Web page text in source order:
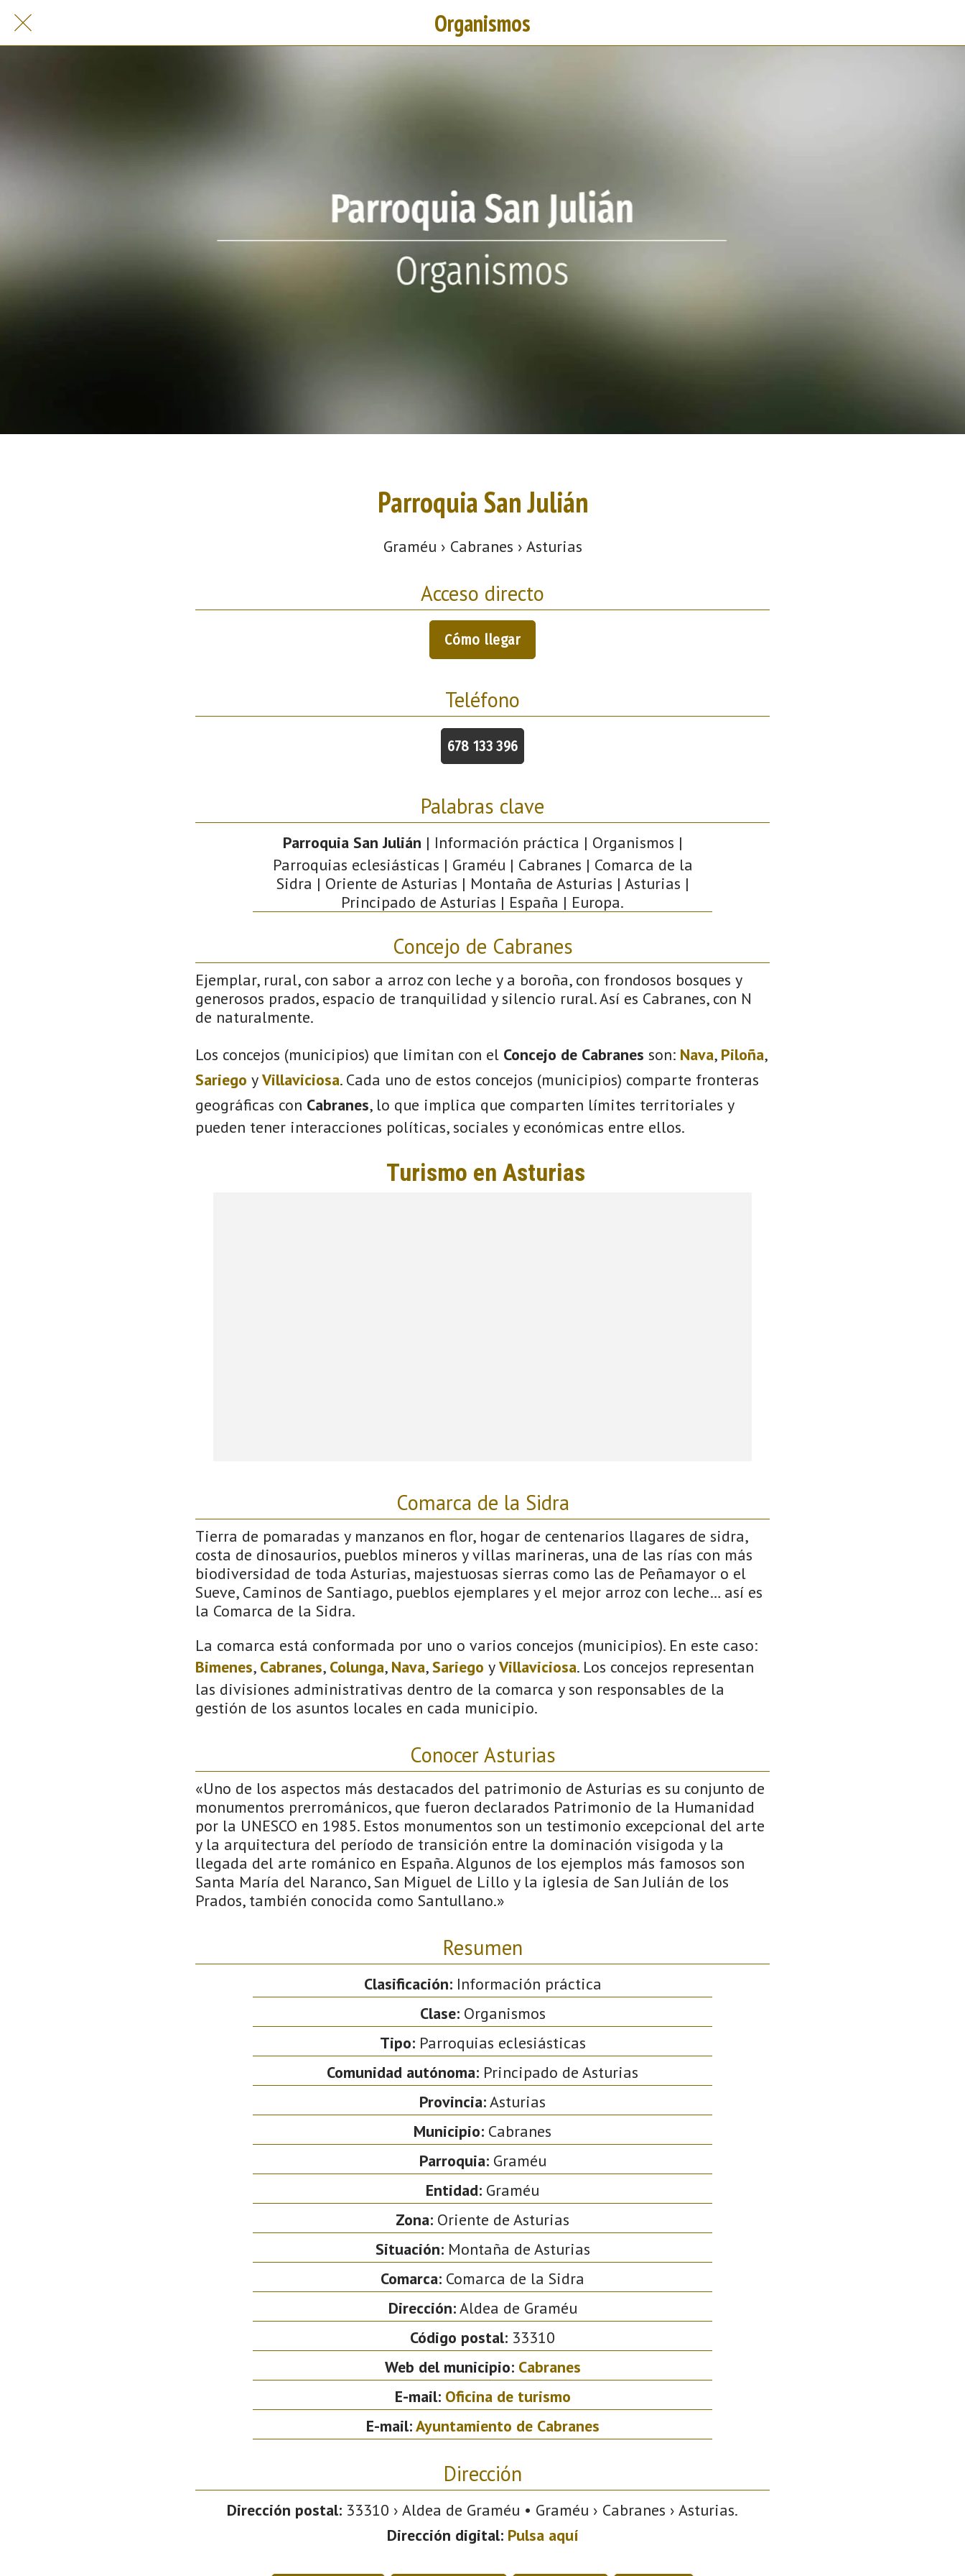
Organismos
Parroquia San Julián
Graméu › Cabranes › Asturias
Acceso directo
Cómo llegar
Teléfono
678 133 396
Palabras clave
Parroquia San Julián | Información práctica | Organismos |
Parroquias eclesiásticas | Graméu | Cabranes | Comarca de la
Sidra | Oriente de Asturias | Montaña de Asturias | Asturias |
Principado de Asturias | España | Europa.
Concejo de Cabranes
Ejemplar, rural, con sabor a arroz con leche y a boroña, con frondosos bosques y
generosos prados, espacio de tranquilidad y silencio rural. Así es Cabranes, con N
de naturalmente.
Los concejos (municipios) que limitan con el Concejo de Cabranes son: Nava, Piloña,
Sariego yVillaviciosa. Cada uno de estos concejos (municipios) comparte fronteras
geográficas con Cabranes, lo que implica que comparten límites territoriales y
pueden tener interacciones políticas, sociales y económicas entre ellos.
Comarca de la Sidra
Tierra de pomaradas y manzanos en flor, hogar de centenarios llagares de sidra,
costa de dinosaurios, pueblos mineros y villas marineras, una de las rías con más
biodiversidad de toda Asturias, majestuosas sierras como las de Peñamayor o el
Sueve, Caminos de Santiago, pueblos ejemplares y el mejor arroz con leche… así es
la Comarca de la Sidra.
La comarca está conformada por uno o varios concejos (municipios). En este caso:
Bimenes, Cabranes, Colunga, Nava,Sariego yVillaviciosa. Los concejos representan
las divisiones administrativas dentro de la comarca y son responsables de la
gestión de los asuntos locales en cada municipio.
Conocer Asturias
«Uno de los aspectos más destacados del patrimonio de Asturias es su conjunto de
monumentos prerrománicos, que fueron declarados Patrimonio de la Humanidad
por la UNESCO en 1985. Estos monumentos son un testimonio excepcional del arte
y la arquitectura del período de transición entre la dominación visigoda y la
llegada del arte románico en España. Algunos de los ejemplos más famosos son
Santa María del Naranco, San Miguel de Lillo y la iglesia de San Julián de los
Prados, también conocida como Santullano.»
Resumen
Clasificación:Información práctica
Clase:Organismos
Tipo:Parroquias eclesiásticas
Comunidad autónoma: Principado de Asturias
Provincia:Asturias
Municipio: Cabranes
Parroquia:Graméu
Entidad: Graméu
Zona: Oriente de Asturias
Situación:Montaña de Asturias
Comarca: Comarca de la Sidra
Dirección:Aldea de Graméu
Código postal: 33310
Web del municipio: Cabranes
E-mail: Oficina de turismo
E-mail:Ayuntamiento de Cabranes
Dirección
Dirección postal: 33310 › Aldea de Graméu • Graméu › Cabranes › Asturias.
Dirección digital: Pulsa aquí